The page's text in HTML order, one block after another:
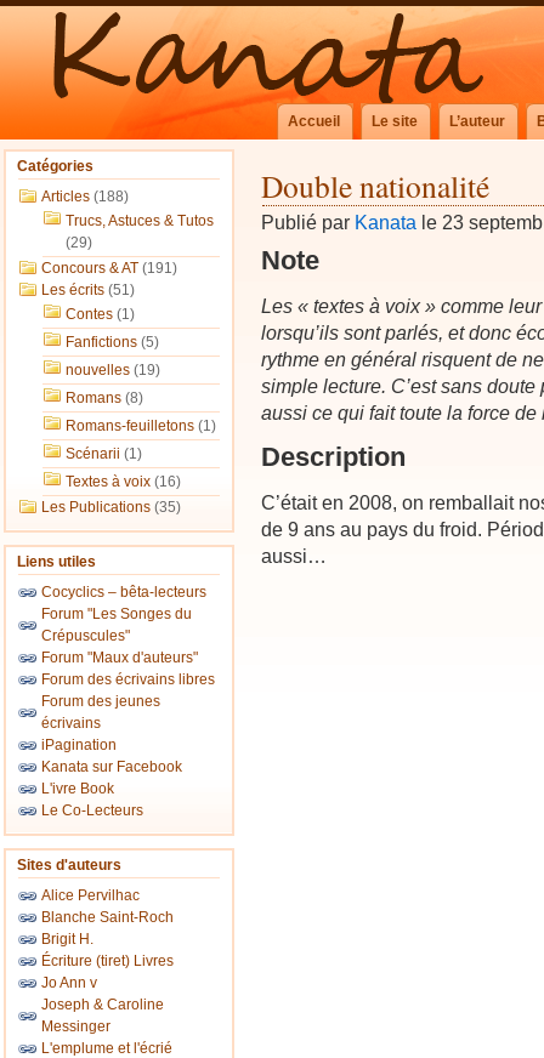
Accueil Le site L’auteur
Catégories
Articles (188)
Trucs, Astuces & Tutos
(29)
Concours & AT (191)
Les écrits (51)
Contes (1)
Fanfictions (5)
nouvelles (19)
Romans (8)
Romans-feuilletons (1)
Scénarii (1)
Textes à voix (16)
Les Publications (35)
Liens utiles
Cocyclics – bêta-lecteurs
Forum "Les Songes du
Crépuscules"
Forum "Maux d'auteurs"
Forum des écrivains libres
Forum des jeunes
écrivains
iPagination
Kanata sur Facebook
L'ivre Book
Le Co-Lecteurs
Sites d'auteurs
Alice Pervilhac
Blanche Saint-Roch
Brigit H.
Écriture (tiret) Livres
Jo Ann v
Joseph & Caroline
Messinger
L'emplume et l'écrié
Double nationalité
Publié par Kanata le 23
Note
Les « textes à voix » comme
lorsqu’ils sont parlés, et donc
rythme en général risquent de
simple lecture. C’est sans
aussi ce qui fait toute la force
Description
C’était en 2008, on remballait
de 9 ans au pays du froid.
aussi…